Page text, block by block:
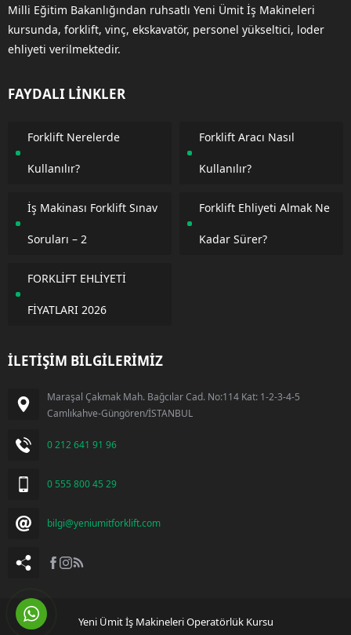
Milli Eğitim Bakanlığından ruhsatlı Yeni Ümit İş Makineleri
kursunda, forklift, vinç, ekskavatör, personel yükseltici, loder
ehliyeti verilmektedir.
FAYDALI LİNKLER
Forklift Nerelerde
Kullanılır?
Forklift Aracı Nasıl
Kullanılır?
İş Makinası Forklift Sınav
Soruları – 2
Forklift Ehliyeti Almak Ne
Kadar Sürer?
FORKLİFT EHLİYETİ
FİYATLARI 2026
İLETİŞİM BİLGİLERİMİZ
Maraşal Çakmak Mah. Bağcılar Cad. No:114 Kat: 1-2-3-4-5
Camlıkahve-Güngören/İSTANBUL
0 212 641 91 96
0 555 800 45 29
bilgi@yeniumitforklift.com
Yeni Ümit İş Makineleri Operatörlük Kursu